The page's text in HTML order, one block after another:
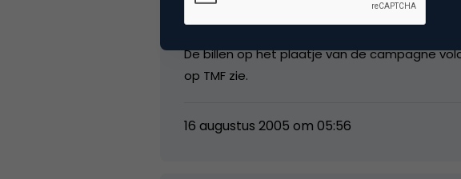
De billen op het plaatje van de campagne
op TMF zie.
16 augustus 2005 om 05:56